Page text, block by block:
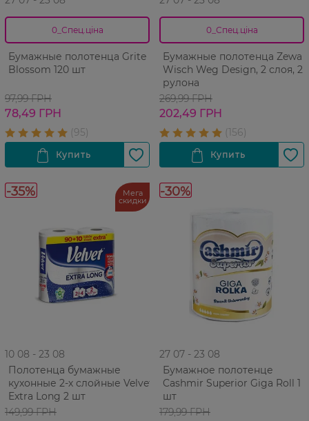
0_Спец.ціна
Бумажные полотенца Grite
Blossom 120 шт
97,99 ГРН
78,49 ГРН
0_Спец.ціна
Бумажные полотенца Zewa
Wisch Weg Design, 2 слоя, 2
рулона
269,99 ГРН
202,49 ГРН
-35% Мега
скидки
10 08 - 23 08
Полотенца бумажные
кухонные 2-х слойные Velvet
Extra Long 2 шт
149,99 ГРН
-30%
27 07 - 23 08
Бумажное полотенце
Cashmir Superior Giga Roll 1
шт
179,99 ГРН